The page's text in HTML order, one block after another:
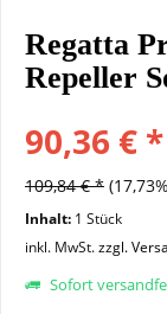
Regatta
Repeller
90,36 € *
109,84 € *
Inhalt: 1 Stück
inkl. MwSt.zzgl.
Sofort